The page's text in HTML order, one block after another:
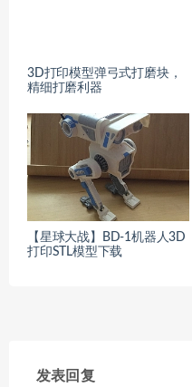
3D打印模型弹弓式打磨块，
精细打磨利器
【星球大战】BD-1机器人3D
打印STL模型下载
发表回复